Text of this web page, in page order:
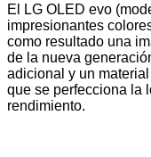
El LG OLED evo
impresionantes
como resultado una
de la nueva
adicional y un
que se perfecciona la
rendimiento.